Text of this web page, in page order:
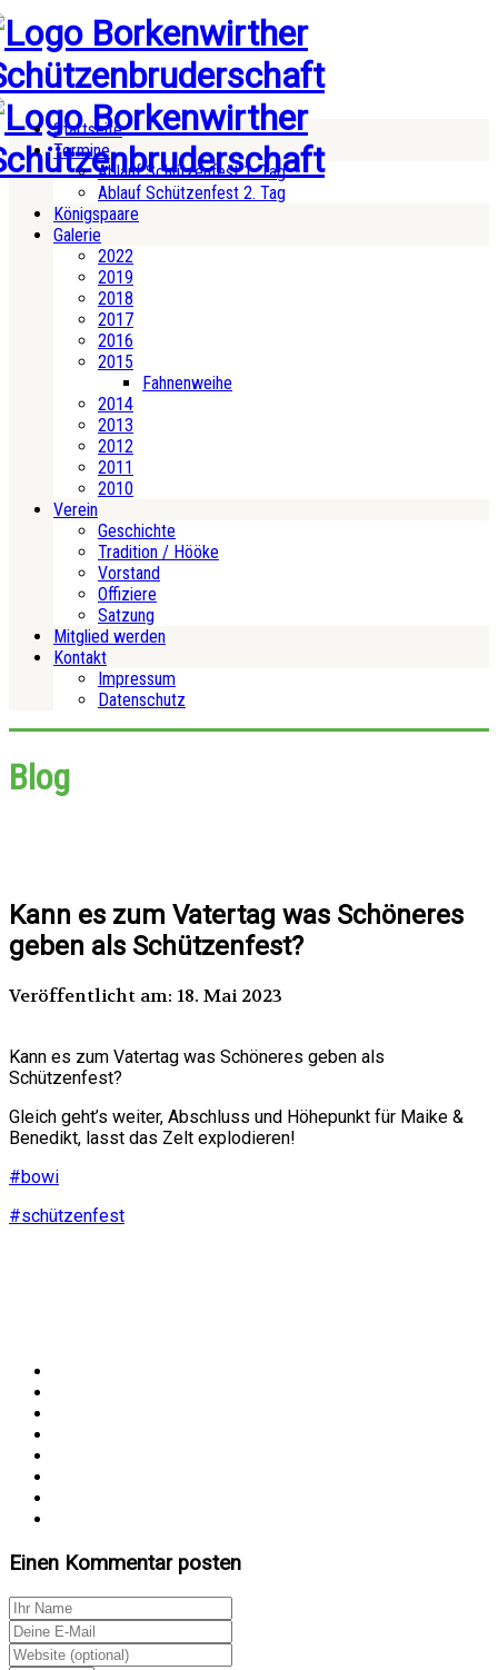
Startseite
Termine
Ablauf Schützenfest 1. Tag
Ablauf Schützenfest 2. Tag
Königspaare
Galerie
2022
2019
2018
2017
2016
2015
Fahnenweihe
2014
2013
2012
2011
2010
Verein
Geschichte
Tradition / Hööke
Vorstand
Offiziere
Satzung
Mitglied werden
Kontakt
Impressum
Datenschutz
Blog
Kann es zum Vatertag was Schöneres
geben als Schützenfest?
Veröffentlicht am: 18. Mai 2023
Kann es zum Vatertag was Schöneres geben als
Schützenfest?
Gleich geht’s weiter, Abschluss und Höhepunkt für Maike &
Benedikt, lasst das Zelt explodieren!
#bowi
#schützenfest
Einen Kommentar posten